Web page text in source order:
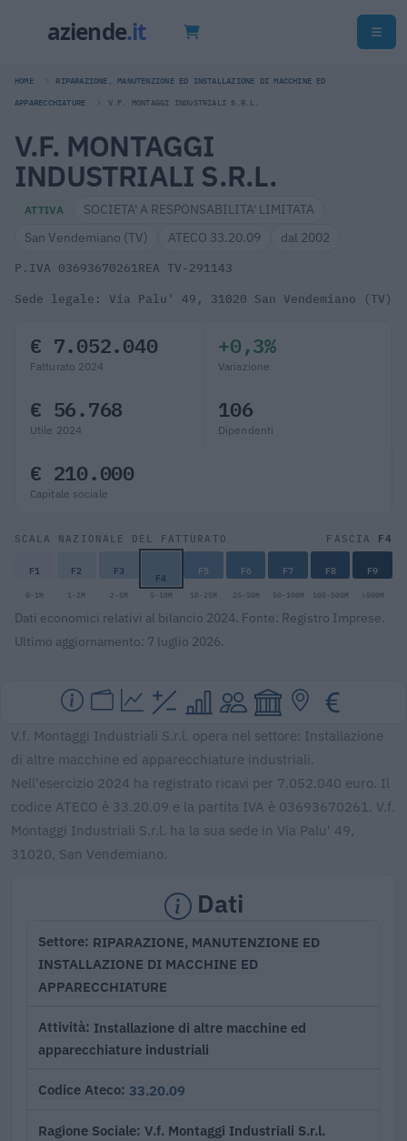
HOME RIPARAZIONE, MANUTENZIONE ED INSTALLAZIONE DI MACCHINE ED
APPARECCHIATURE V.F. MONTAGGI INDUSTRIALI S.R.L.
V.F. MONTAGGI
INDUSTRIALI S.R.L.
ATTIVA
SOCIETA' A RESPONSABILITA' LIMITATA
San Vendemiano (TV)
ATECO 33.20.09 dal 2002
P.IVA 03693670261REA TV-291143
Sede legale: Via Palu' 49, 31020 San Vendemiano (TV)
€ 7.052.040
Fatturato 2024
+0,3%
Variazione
€ 56.768
Utile 2024
106
Dipendenti
€ 210.000
Capitale sociale
SCALA NAZIONALE DEL FATTURATO FASCIA F4
F1 F2 F3 F4 F5 F6 F7 F8 F9
0-1M 1-2M 2-5M 5-10M 10-25M 25-50M 50-100M 100-500M >500M
Dati economici relativi al bilancio 2024. Fonte: Registro Imprese.
Ultimo aggiornamento: 7 luglio 2026.
V.f. Montaggi Industriali S.r.l. opera nel settore: Installazione
di altre macchine ed apparecchiature industriali.
Nell'esercizio 2024 ha registrato ricavi per 7.052.040 euro. Il
codice ATECO è 33.20.09 e la partita IVA è 03693670261. V.f.
Montaggi Industriali S.r.l. ha la sua sede in Via Palu' 49,
31020, San Vendemiano.
Dati
Settore RIPARAZIONE, MANUTENZIONE ED
INSTALLAZIONE DI MACCHINE ED
APPARECCHIATURE
Attività Installazione di altre macchine ed
apparecchiature industriali
Codice Ateco 33.20.09
Ragione Sociale V.f. Montaggi Industriali S.r.l.